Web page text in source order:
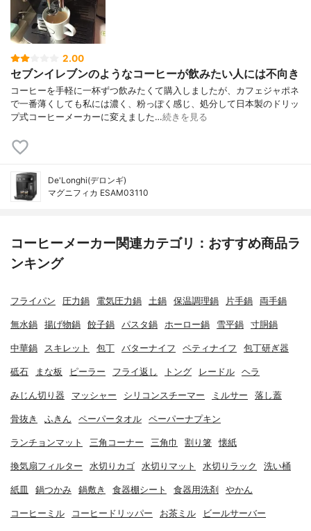
2.00
セブンイレブンのようなコーヒーが飲みたい人には不向き
コーヒーを手軽に一杯ずつ飲みたくて購入しましたが、カフェジャポネ
で一番薄くしても私には濃く、粉っぽく感じ、処分して日本製のドリッ
プ式コーヒーメーカーに変えました…続きを見る
De'Longhi(デロンギ)
マグニフィカ ESAM03110
コーヒーメーカー関連カテゴリ：おすすめ商品ラ
ンキング
フライパン 圧力鍋 電気圧力鍋 土鍋 保温調理鍋 片手鍋 両手鍋
無水鍋 揚げ物鍋 餃子鍋 パスタ鍋 ホーロー鍋 雪平鍋 寸胴鍋
中華鍋 スキレット 包丁 バターナイフ ペティナイフ 包丁研ぎ器
砥石 まな板 ピーラー フライ返し トング レードル ヘラ
みじん切り器 マッシャー シリコンスチーマー ミルサー 落し蓋
骨抜き ふきん ペーパータオル ペーパーナプキン
ランチョンマット 三角コーナー 三角巾 割り箸 懐紙
換気扇フィルター 水切りカゴ 水切りマット 水切りラック 洗い桶
紙皿 鍋つかみ 鍋敷き 食器棚シート 食器用洗剤 やかん
コーヒーミル コーヒードリッパー お茶ミル ビールサーバー